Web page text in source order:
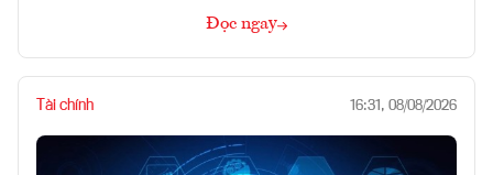
Đọc ngay
Tài chính 16:31, 08/08/2026